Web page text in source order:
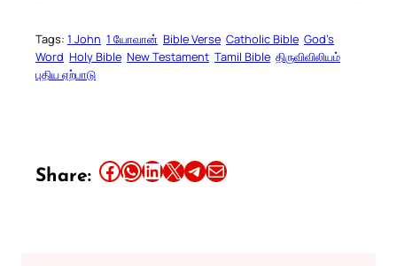
Tags: 1 John 1 யோவான் Bible Verse Catholic Bible God’s
Word Holy Bible New Testament Tamil Bible திருவிவிலியம்
புதிய ஏற்பாடு
Share: Share this article on Facebook Share this article on WhatsApp Share this article on LinkedIn Share this article on X Share this article on TelegramEmail this Article